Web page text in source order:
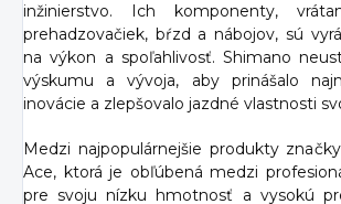
inžinierstvo. Ich komponenty,
prehadzovačiek, bŕzd a nábojov, sú
na výkon a spoľahlivosť. Shimano
výskumu a vývoja, aby prinášalo
inovácie a zlepšovalo jazdné vlastnosti
Medzi najpopulárnejšie produkty
Ace, ktorá je obľúbená medzi
pre svoju nízku hmotnosť a vysokú